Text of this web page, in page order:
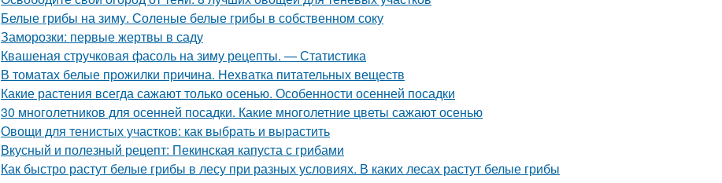
Белые грибы на зиму. Соленые белые грибы в собственном соку
Заморозки: первые жертвы в саду
Квашеная стручковая фасоль на зиму рецепты. — Статистика
В томатах белые прожилки причина. Нехватка питательных веществ
Какие растения всегда сажают только осенью. Особенности осенней посадки
30 многолетников для осенней посадки. Какие многолетние цветы сажают осенью
Овощи для тенистых участков: как выбрать и вырастить
Вкусный и полезный рецепт: Пекинская капуста с грибами
Как быстро растут белые грибы в лесу при разных условиях. В каких лесах растут белые грибы